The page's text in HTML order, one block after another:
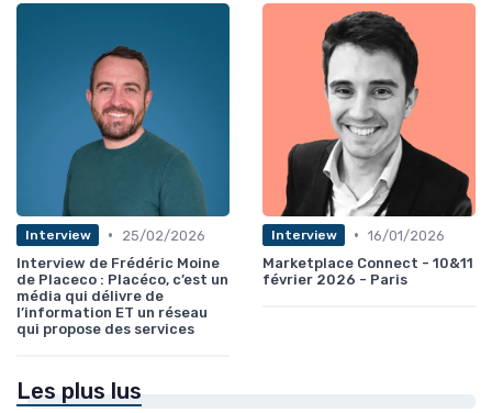
Interview •
25/02/2026
Interview de Frédéric Moine
de Placeco : Placéco, c’est un
média qui délivre de
l’information ET un réseau
qui propose des services
Interview • 16/01/2026
Marketplace Connect - 10&11
février 2026 - Paris
Les plus lus